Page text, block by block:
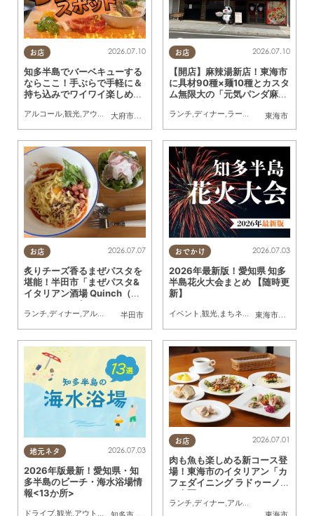
お店
大府市
, 知多市 半田市,常滑市,美浜町 ,南知多町
2026.07.10
知多半島でバーベキューする
ならここ！手ぶらで手軽に＆
持ち込みでワイワイ楽しめる
アルコール,観光,アウトドア ,家族 カップル
お店
東海市
2026.07.10
【開店】麻辣湯新店！東海市
に具材90種×麺10種とカスタ
ム無限大の「元気パンダ麻辣
プン
ランチ,ディナー,ラーメン 開店,夫婦
お店
半田市
2026.07.07
炙りチーズ香るまぜパスタを
堪能！半田市「まぜパスタ&
イタリアン酒場 Quinch（ク
インチ）」に行ってみた
ランチ,ディナー,アルコール ,行ってみたレポ,夫婦 ,カップル ,おひとりさま
おでかけ
東海市
,大府市
2026.07.03
2026年最新版！愛知県 知多
半島花火大会まとめ 【随時更
新】
イベント ,観光, まちネタ 季節ネタ
地元ネタ 2026.07.03
2026年版最新！愛知県・知
多半島のビーチ・海水浴場情
報<13か所>
ドライブ 観光 アウトドア ,自然,まちネタ 家族,カップル
お店 2026.07.01
肉も魚も楽しめる新コース登
場！東海市のイタリアン「カ
フェダイニング ラドゥーノ」
の今夏おすすめは？／ちたま
る広告
ランチ ディナー アルコール